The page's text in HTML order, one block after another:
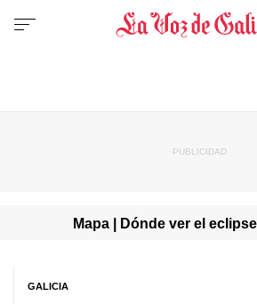
Mapa | Dónde ver el
GALICIA